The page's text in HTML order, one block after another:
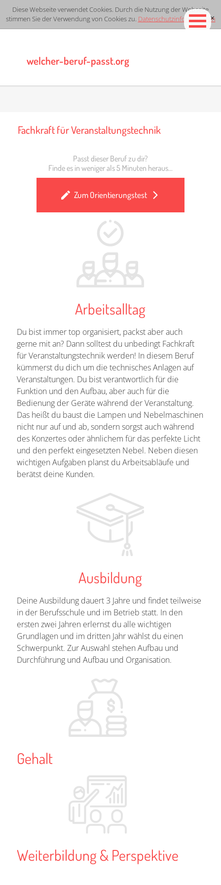
Diese Webseite verwendet Cookies. Durch die Nutzung der Webseite
stimmen Sie der Verwendung von Cookies zu. Datenschutzinformationen
[x]
welcher-beruf-passt.org
Fachkraft für Veranstaltungstechnik
Passt dieser Beruf zu dir?
Finde es in weniger als 5 Minuten heraus...
Zum Orientierungstest
Arbeitsalltag
Du bist immer top organisiert, packst aber auch
gerne mit an? Dann solltest du unbedingt Fachkraft
für Veranstaltungstechnik werden! In diesem Beruf
kümmerst du dich um die technisches Anlagen auf
Veranstaltungen. Du bist verantwortlich für die
Funktion und den Aufbau, aber auch für die
Bedienung der Geräte während der Veranstaltung.
Das heißt du baust die Lampen und Nebelmaschinen
nicht nur auf und ab, sondern sorgst auch während
des Konzertes oder ähnlichem für das perfekte Licht
und den perfekt eingesetzten Nebel. Neben diesen
wichtigen Aufgaben planst du Arbeitsabläufe und
berätst deine Kunden.
Ausbildung
Deine Ausbildung dauert 3 Jahre und findet teilweise
in der Berufsschule und im Betrieb statt. In den
ersten zwei Jahren erlernst du alle wichtigen
Grundlagen und im dritten Jahr wählst du einen
Schwerpunkt. Zur Auswahl stehen Aufbau und
Durchführung und Aufbau und Organisation.
Gehalt
Weiterbildung & Perspektive